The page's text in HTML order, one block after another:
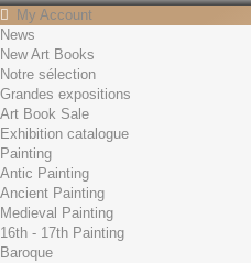
My Account
Contact
English
English
Français
News
Search
News
New Art Books
Notre sélection
Grandes expositions
Art Book Sale
Exhibition catalogue
Painting
Antic Painting
Ancient Painting
Medieval Painting
16th - 17th Painting
Baroque